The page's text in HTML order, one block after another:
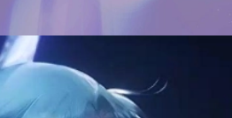
Đang mở